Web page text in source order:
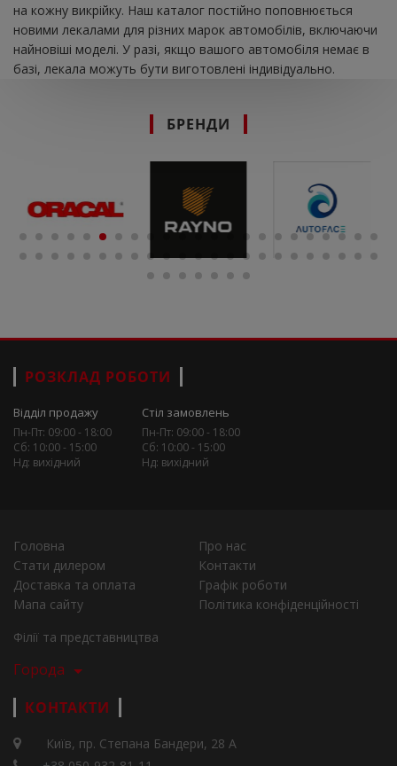
на кожну викрійку. Наш каталог постійно поповнюється
новими лекалами для різних марок автомобілів, включаючи
найновіші моделі. У разі, якщо вашого автомобіля немає в
базі, лекала можуть бути виготовлені індивідуально.
БРЕНДИ
РОЗКЛАД РОБОТИ
Відділ продажу
Пн-Пт: 09:00 - 18:00
Сб: 10:00 - 15:00
Нд: вихідний
Стіл замовлень
Пн-Пт: 09:00 - 18:00
Сб: 10:00 - 15:00
Нд: вихідний
Головна
Про нас
Стати дилером
Контакти
Доставка та оплата
Графік роботи
Мапа сайту
Політика конфіденційності
Філії та представництва
Города
КОНТАКТИ
Київ, пр. Степана Бандери, 28 А